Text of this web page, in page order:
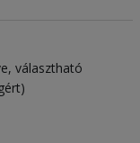
választható